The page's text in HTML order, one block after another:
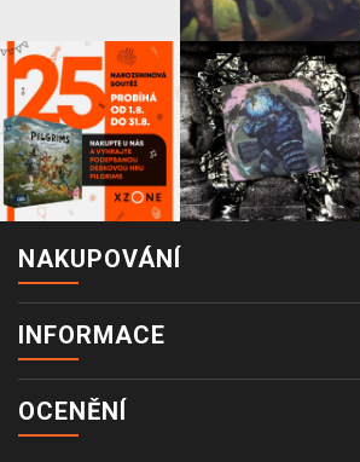
NAKUPOVÁNÍ
INFORMACE
OCENĚNÍ